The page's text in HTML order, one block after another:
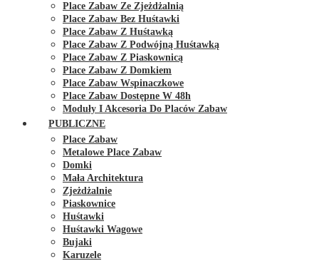
Place Zabaw Ze Zjeżdżalnią
Place Zabaw Bez Huśtawki
Place Zabaw Z Huśtawką
Place Zabaw Z Podwójną Huśtawką
Place Zabaw Z Piaskownicą
Place Zabaw Z Domkiem
Place Zabaw Wspinaczkowe
Place Zabaw Dostępne W 48h
Moduły I Akcesoria Do Placów Zabaw
PUBLICZNE
Place Zabaw
Metalowe Place Zabaw
Domki
Mała Architektura
Zjeżdżalnie
Piaskownice
Huśtawki
Huśtawki Wagowe
Bujaki
Karuzele